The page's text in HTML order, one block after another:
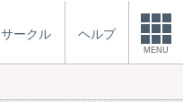
サークル ヘルプ
MENU